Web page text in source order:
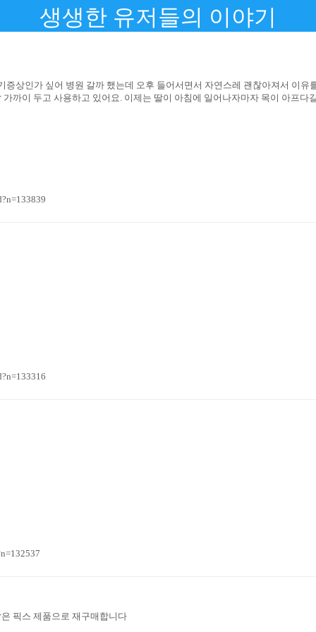
생생한 유저들의 이야기
상인가 싶어 병원 갈까 했는데 오후 들어서면서 자연스레 괜찮아져서 이
까이 두고 사용하고 있어요. 이제는 딸이 아침에 일어나자마자 목이 아프다
픽스 제품으로 재구매합니다